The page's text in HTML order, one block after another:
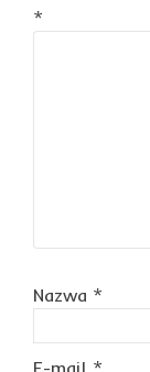
*
Nazwa *
E-mail *